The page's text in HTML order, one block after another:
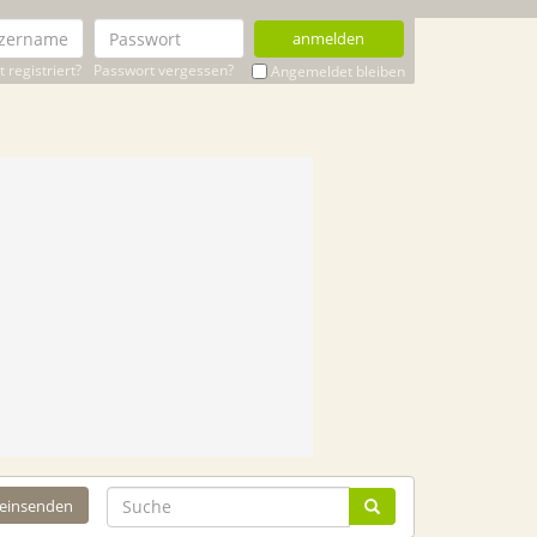
anmelden
registriert? Passwort vergessen? Angemeldet bleiben